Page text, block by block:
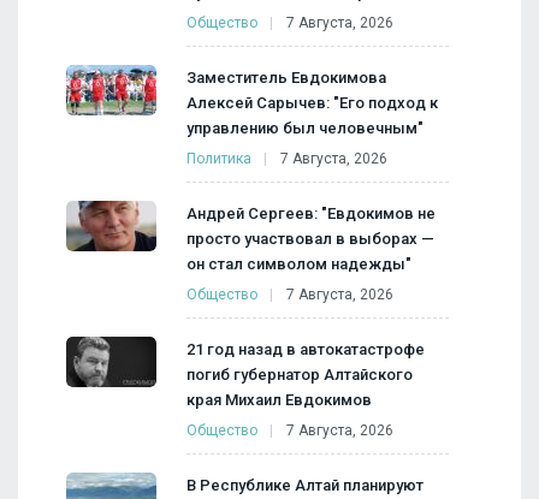
Общество 7 Августа, 2026
Заместитель Евдокимова
Алексей Сарычев: "Его подход к
управлению был человечным"
Политика 7 Августа, 2026
Андрей Сергеев: "Евдокимов не
просто участвовал в выборах —
он стал символом надежды"
Общество 7 Августа, 2026
21 год назад в автокатастрофе
погиб губернатор Алтайского
края Михаил Евдокимов
Общество 7 Августа, 2026
В Республике Алтай планируют